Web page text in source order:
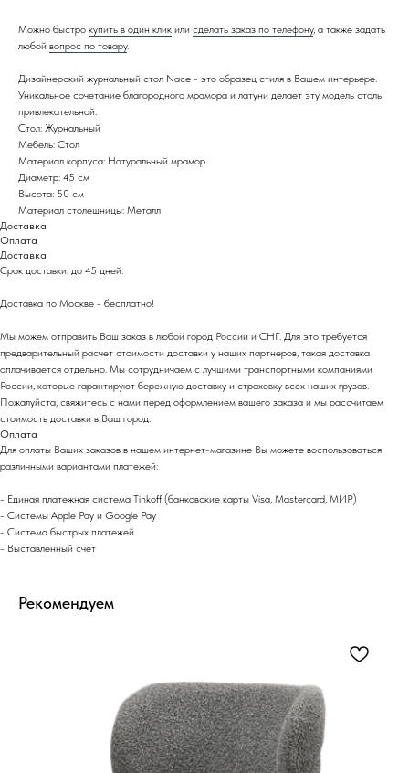
Можно быстро купить в один клик или сделать заказ по телефону, а также задать
любой вопрос по товару.
Дизайнерский журнальный стол Nace - это образец стиля в Вашем интерьере.
Уникальное сочетание благородного мрамора и латуни делает эту модель столь
привлекательной.
Стол: Журнальный
Мебель: Стол
Материал корпуса: Натуральный мрамор
Диаметр: 45 см
Высота: 50 см
Материал столешницы: Металл
Доставка
Оплата
Доставка
Срок доставки: до 45 дней.
Доставка по Москве - бесплатно!
Мы можем отправить Ваш заказ в любой город России и СНГ. Для это требуется
предварительный расчет стоимости доставки у наших партнеров, такая доставка
оплачивается отдельно. Мы сотрудничаем с лучшими транспортными компаниями
России, которые гарантируют бережную доставку и страховку всех наших грузов.
Пожалуйста, свяжитесь с нами перед оформлением вашего заказа и мы рассчитаем
стоимость доставки в Ваш город.
Оплата
Для оплаты Ваших заказов в нашем интернет-магазине Вы можете воспользоваться
различными вариантами платежей:
- Eдиная платежная система Tinkoff (банковские карты Visa, Mastercard, МИР)
- Системы Apple Pay и Google Pay
- Система быстрых платежей
- Выставленный счет
Рекомендуем